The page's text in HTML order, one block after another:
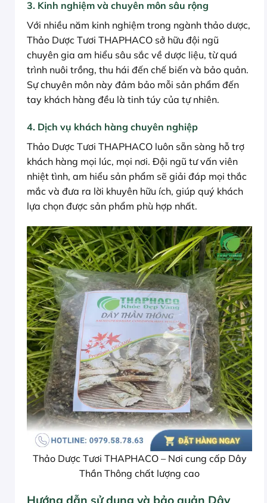
3. Kinh nghiệm và chuyên môn sâu rộng
Với nhiều năm kinh nghiệm trong ngành thảo dược,
Thảo Dược Tươi THAPHACO sở hữu đội ngũ
chuyên gia am hiểu sâu sắc về dược liệu, từ quá
trình nuôi trồng, thu hái đến chế biến và bảo quản.
Sự chuyên môn này đảm bảo mỗi sản phẩm đến
tay khách hàng đều là tinh túy của tự nhiên.
4. Dịch vụ khách hàng chuyên nghiệp
Thảo Dược Tươi THAPHACO luôn sẵn sàng hỗ trợ
khách hàng mọi lúc, mọi nơi. Đội ngũ tư vấn viên
nhiệt tình, am hiểu sản phẩm sẽ giải đáp mọi thắc
mắc và đưa ra lời khuyên hữu ích, giúp quý khách
lựa chọn được sản phẩm phù hợp nhất.
Thảo Dược Tươi THAPHACO – Nơi cung cấp Dây
Thần Thông chất lượng cao